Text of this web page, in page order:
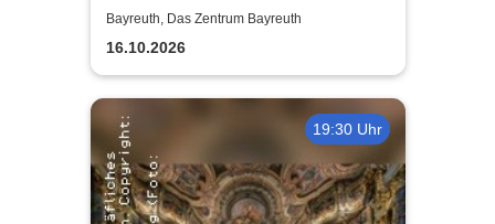
meets Classic - Duo
Graceland
Bayreuth, Das Zentrum Bayreuth
16.10.2026
19:30 Uhr